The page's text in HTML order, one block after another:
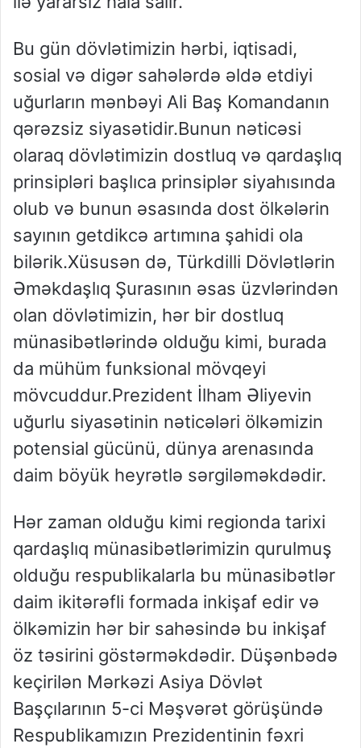
Bu gün dövlətimizin hərbi, iqtisadi,
sosial və digər sahələrdə əldə etdiyi
uğurların mənbəyi Ali Baş Komandanın
qərəzsiz siyasətidir.Bunun nəticəsi
olaraq dövlətimizin dostluq və qardaşlıq
prinsipləri başlıca prinsiplər siyahısında
olub və bunun əsasında dost ölkələrin
sayının getdikcə artımına şahidi ola
bilərik.Xüsusən də, Türkdilli Dövlətlərin
Əməkdaşlıq Şurasının əsas üzvlərindən
olan dövlətimizin, hər bir dostluq
münasibətlərində olduğu kimi, burada
da mühüm funksional mövqeyi
mövcuddur.Prezident İlham Əliyevin
uğurlu siyasətinin nəticələri ölkəmizin
potensial gücünü, dünya arenasında
daim böyük heyrətlə sərgiləməkdədir.
Hər zaman olduğu kimi regionda tarixi
qardaşlıq münasibətlərimizin qurulmuş
olduğu respublikalarla bu münasibətlər
daim ikitərəfli formada inkişaf edir və
ölkəmizin hər bir sahəsində bu inkişaf
öz təsirini göstərməkdədir. Düşənbədə
keçirilən Mərkəzi Asiya Dövlət
Başçılarının 5-ci Məşvərət görüşündə
Respublikamızın Prezidentinin fəxri